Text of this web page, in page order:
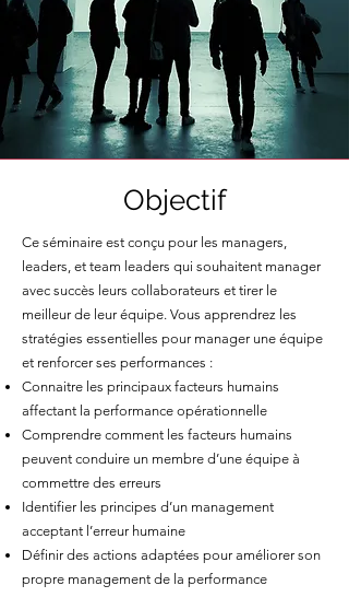
Objectif
Ce séminaire est conçu pour les managers,
leaders, et team leaders qui souhaitent manager
avec succès leurs collaborateurs et tirer le
meilleur de leur équipe. Vous apprendrez les
stratégies essentielles pour manager une équipe
et renforcer ses performances :
Connaitre les principaux facteurs humains
affectant la performance opérationnelle
Comprendre comment les facteurs humains
peuvent conduire un membre d’une équipe à
commettre des erreurs
Identifier les principes d’un management
acceptant l’erreur humaine
Définir des actions adaptées pour améliorer son
propre management de la performance